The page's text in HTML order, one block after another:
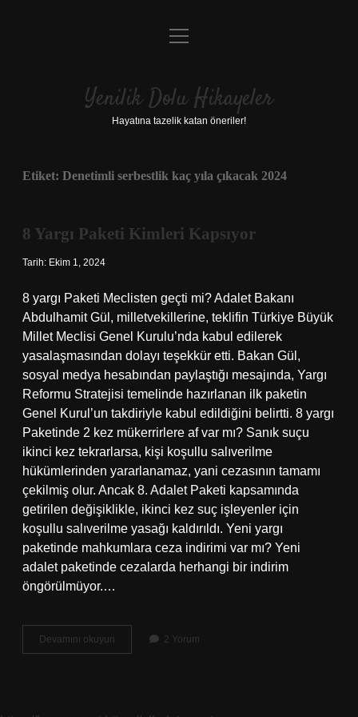
Anasayfa
Yasal Uyarı
menüyü
Yenilik Dolu Hikayeler
Hayatına tazelik katan öneriler!
Etiket: Denetimli serbestlik kaç yıla çıkacak 2024
8 Yargı Paketi Kimleri Kapsıyor
Tarih: Ekim 1, 2024
8 yargı Paketi Meclisten geçti mi? Adalet Bakanı
Abdulhamit Gül, milletvekillerine, teklifin Türkiye Büyük
Millet Meclisi Genel Kurulu’nda kabul edilerek
yasalaşmasından dolayı teşekkür etti. Bakan Gül,
sosyal medya hesabından paylaştığı mesajında, Yargı
Reformu Stratejisi temelinde hazırlanan ilk paketin
Genel Kurul’un takdiriyle kabul edildiğini belirtti. 8 yargı
Paketinde 2 kez mükerrirlere af var mı? Sanık suçu
ikinci kez tekrarlarsa, kişi koşullu salıverilme
hükümlerinden yararlanamaz, yani cezasının tamamı
çekilmiş olur. Ancak 8. Adalet Paketi kapsamında
getirilen değişiklikle, ikinci kez suç işleyenler için
koşullu salıverilme yasağı kaldırıldı. Yeni yargı
paketinde mahkumlara ceza indirimi var mı? Yeni
adalet paketinde cezalarda herhangi bir indirim
öngörülmüyor.…
Devamını okuyun
Yargı
2 Yorum